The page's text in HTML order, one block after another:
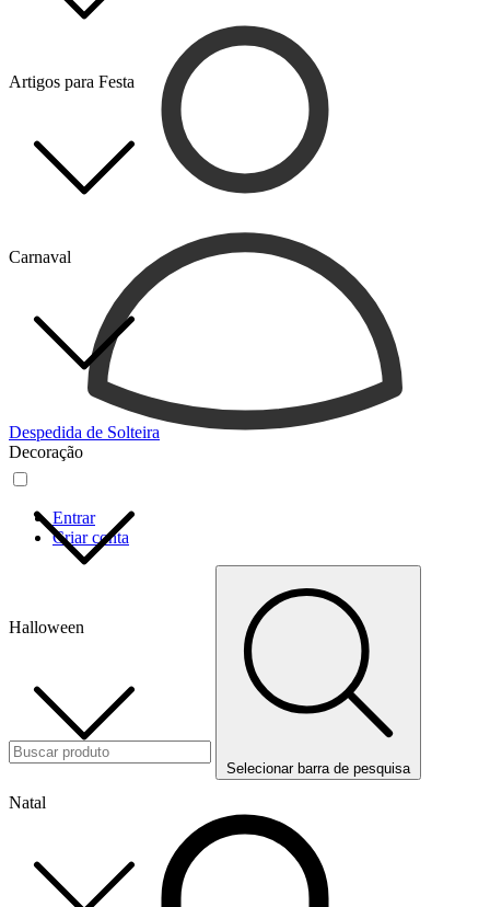
Artigos para Festa
Carnaval
Despedida de Solteira
Decoração
Halloween
Natal
Entrar
Criar conta
Selecionar barra de pesquisa